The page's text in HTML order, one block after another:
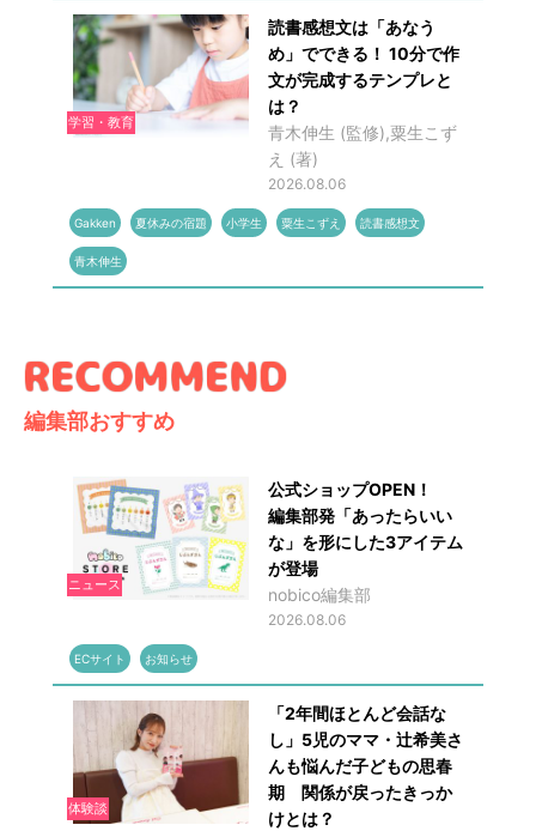
学習・教育
読書感想文は「あなう
め」でできる！ 10分で作
文が完成するテンプレと
は？
青木伸生 (監修),粟生こず
え (著)
2026.08.06
Gakken 夏休みの宿題 小学生 粟生こずえ 読書感想文
青木伸生
編集部おすすめ
ニュース
公式ショップOPEN！
編集部発「あったらいい
な」を形にした3アイテム
が登場
nobico編集部
2026.08.06
ECサイト お知らせ
体験談
「2年間ほとんど会話な
し」5児のママ・辻希美さ
んも悩んだ子どもの思春
期 関係が戻ったきっか
けとは？